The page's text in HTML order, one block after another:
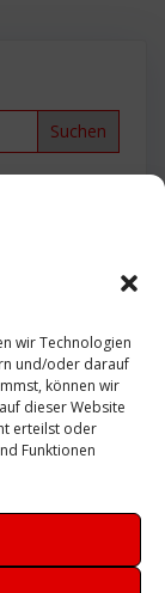
wir Technologien
und/oder darauf
können wir
dieser Website
erteilst oder
Funktionen
Sicherheit
Ubuntu
Veeam